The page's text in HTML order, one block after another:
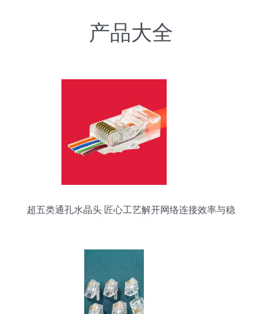
产品大全
超五类通孔水晶头 匠心工艺解开网络连接效率与稳